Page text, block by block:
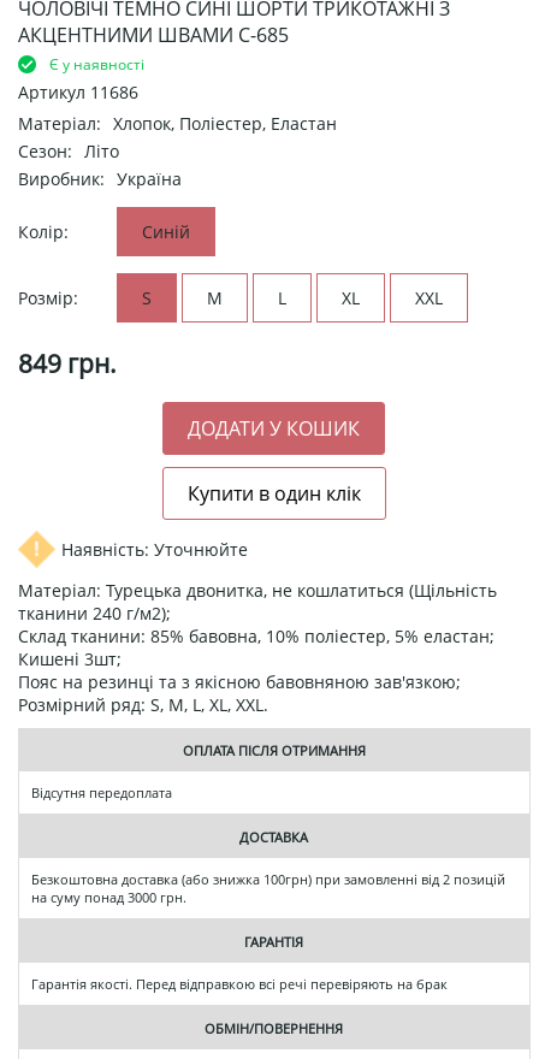
ЧОЛОВІЧІ ТЕМНО СИНІ ШОРТИ ТРИКОТАЖНІ З
АКЦЕНТНИМИ ШВАМИ С-685
Є у наявності
Артикул 11686
Матеріал: Хлопок, Поліестер, Еластан
Сезон:
Літо
Виробник: Україна
Колір: Синій
Розмір: S M L XL XXL
849 грн.
Наявність: Уточнюйте
Матеріал: Турецька двонитка, не кошлатиться (Щільність
тканини 240 г/м2);
Склад тканини: 85% бавовна, 10% поліестер, 5% еластан;
Кишені 3шт;
Пояс на резинці та з якісною бавовняною зав'язкою;
Розмірний ряд: S, M, L, XL, XXL.
ОПЛАТА ПІСЛЯ ОТРИМАННЯ
Відсутня передоплата
ДОСТАВКА
Безкоштовна доставка (або знижка 100грн) при замовленні від 2 позицій
на суму понад 3000 грн.
ГАРАНТІЯ
Гарантія якості. Перед відправкою всі речі перевіряють на брак
ОБМІН/ПОВЕРНЕННЯ